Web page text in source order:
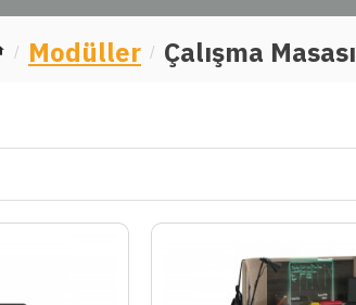
Modüller Çalışma Masası